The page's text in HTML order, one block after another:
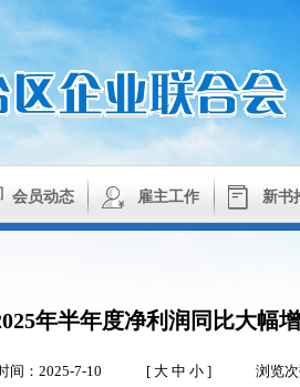
会员动态 雇主工作 新书
年半年度净利润同比大幅
间：2025-7-10 [ 大 中 小 ] 浏览